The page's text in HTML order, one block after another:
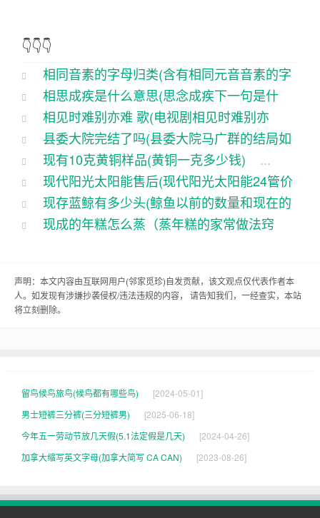
以试着念一下，它们的发音是不是也很相似呢？
来看看字母“o”和“u”。这两个字母在发音时都需要用
到嘴唇，所以它们的元音音素也是相同的。比如，
可以用单词“dog”（狗）和“bus”（公交车）来举例。
你可以试着念一下，它们的发音是不是同样有一种
类似的感觉呢？
的例子，可以看到，虽然这些字母在拼写上有所不
同，但它们的元音音素却是相同的。这也看看大家
以上的例子，还有很多其他的字母也拥有相同的元
音音素，比如字母“i”和“y”，字母“o”和“au”等等。这
些相同音素的字母在英语中常常会出相似的单词
我想今天的分享能给大家带来一些乐趣和启发。如
果你对这个话题感兴趣，还可以去阅读一些，深入
了解这个领域的。相信不断学习和练习，一定能够
掌握好英语的发音技巧，更加流利地表达自己。
好了，今天的分享就到这里啦。我想大家能够喜欢
👇👇👇
相同音素的字母归类(含有相同元音音素的字
母)
...
相思成疾是什么意思(思念成疾下一句是什
么)
...
相见时难别亦难 歌(电视剧相见时难别亦
难)
...
县委大院完结了吗(县委大院马广群的结局如
何)
...
现有10克黄铜样品(黄铜一克多少钱)
...
现代阳光太阳能售后(现代阳光太阳能24管价
格)
...
现存蓝鲸有多少头(鲸鱼以前的数量和现在的
数量)
...
现成的年糕怎么蒸（蒸年糕的家常做法窍
声明：本文内容由互联网用户(邻家觅珍)自发贡献，该文观点仅代表作者本
人。如发现有涉嫌抄袭侵权/违法违规的内容， 请告知我们，一经查实，本站
将立刻删除。
留鸟候鸟旅鸟(候鸟都有哪些鸟)
[2024-05-01]
男士短裤三分裤(三分短裤男)
[2025-06-18]
今年五一劳动节放几天假(5.1法定假是几天)
[2024-04-26]
加拿大缩写英文字母(加拿大简写 CA CAN)
[2023-08-26]